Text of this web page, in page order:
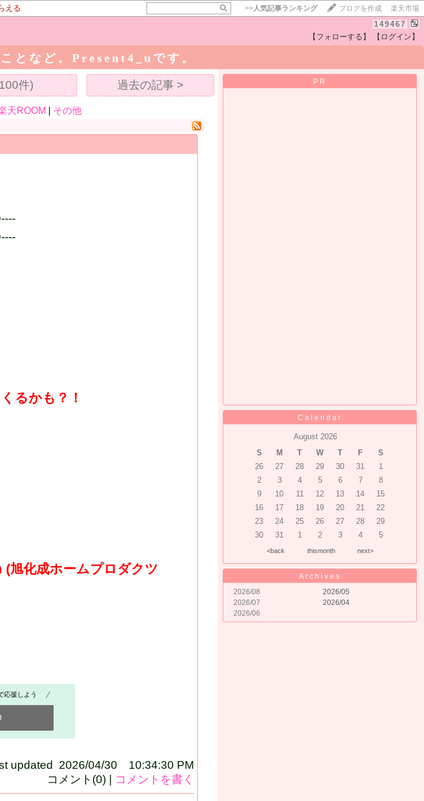
える >>人気記事ランキング ブログを作成 楽天市場
15記事にいいね！で1ポイント
149467
【フォローする】 【ログイン】
となど。Present4_uです。
件) 過去の記事 >
天ROOM その他
るかも？！
(旭化成ホームプロダクツ
応援しよう
updated 2026/04/30 10:34:30 PM
コメント(0) |
コメントを書く
PR
Calendar
August 2026
S
M T W T F
S
26
27 28 29 30 31
1
2
3 4 5 6 7
8
9
10 11 12 13 14
15
16
17 18 19 20 21
22
23
24 25 26 27 28
29
30
31 1 2 3 4 5
<back thismonth next>
Archives
2026/08
2026/07
2026/06
2026/05
2026/04